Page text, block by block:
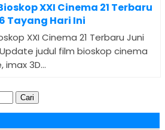
XXI Cinema 21 Terbaru
Tayang Hari Ini
XXI Cinema 21 Terbaru Juni
judul film bioskop cinema
imax 3D...